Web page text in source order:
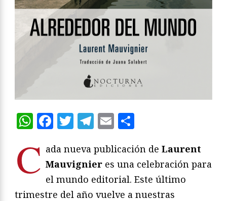
WhatsApp
Facebook
Twitter
Telegram
Email
C ada nueva publicación de Laurent
Mauvignier es una celebración para
el mundo editorial. Este último
trimestre del año vuelve a nuestras